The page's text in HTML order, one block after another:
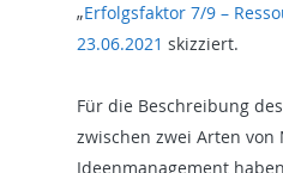
„Erfolgsfaktor 7/9 –
23.06.2021 skizziert.
Für die Beschreibung
zwischen zwei Arten
Ideenmanagement